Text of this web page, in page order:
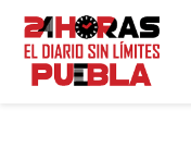
Saltar
contenido